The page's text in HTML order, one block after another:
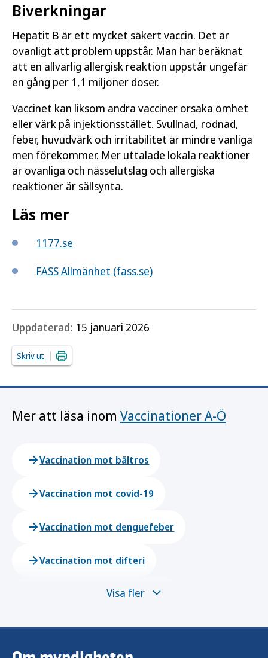
Biverkningar
Hepatit B är ett mycket säkert vaccin. Det är
ovanligt att problem uppstår. Man har beräknat
att en allvarlig allergisk reaktion uppstår ungefär
en gång per 1,1 miljoner doser.
Vaccinet kan liksom andra vacciner orsaka ömhet
eller värk på injektionsstället. Svullnad, rodnad,
feber, huvudvärk och irritabilitet är mindre vanliga
men förekommer. Mer uttalade lokala reaktioner
är ovanliga och nässelutslag och allergiska
reaktioner är sällsynta.
Läs mer
1177.se
FASS Allmänhet (fass.se)
Uppdaterad: 15 januari 2026
Skriv ut
Mer att läsa inom Vaccinationer A-Ö
Vaccination mot bältros
Vaccination mot covid-19
Vaccination mot denguefeber
Vaccination mot difteri
Vaccination mot gula febern
Vaccination mot hepatit A
Visa fler